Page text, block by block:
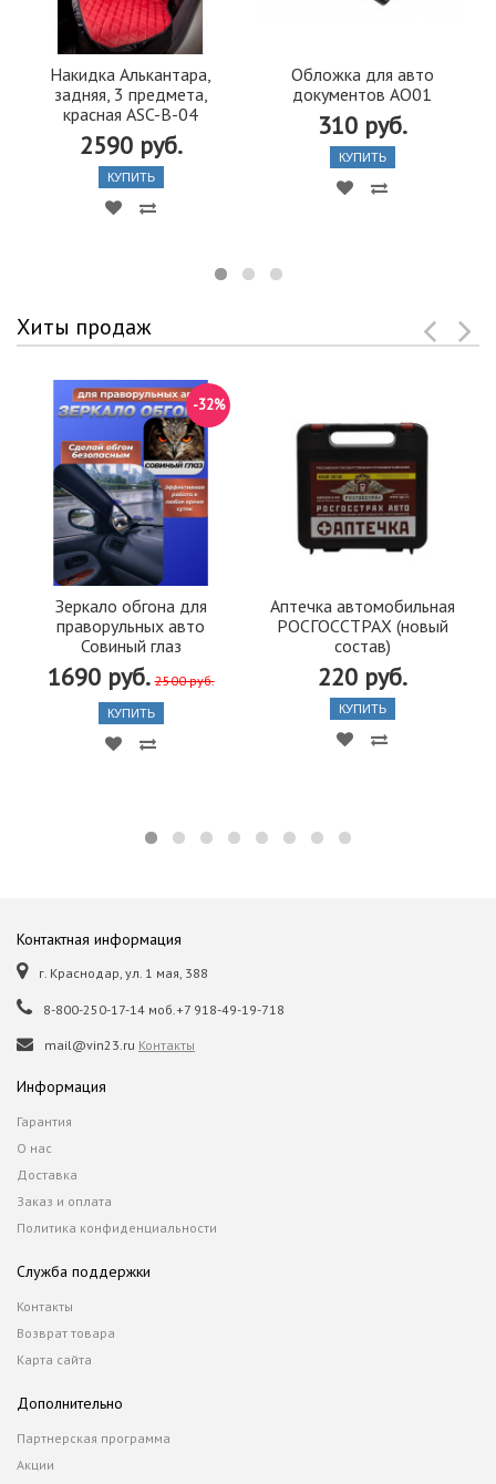
Накидка Алькантара,
задняя, 3 предмета,
красная ASC-B-04
2590 руб.
КУПИТЬ
Обложка для авто
документов АО01
310 руб.
КУПИТЬ
Хиты продаж
Зеркало обгона для
праворульных авто
Совиный глаз
1690 руб. 2500 руб.
-32%
КУПИТЬ
Аптечка автомобильная
РОСГОССТРАХ (новый
состав)
220 руб.
КУПИТЬ
Контактная информация
г. Краснодар, ул. 1 мая, 388
8-800-250-17-14 моб.+7 918-49-19-718
mail@vin23.ru Контакты
Информация
Гарантия
О нас
Доставка
Заказ и оплата
Политика конфиденциальности
Служба поддержки
Контакты
Возврат товара
Карта сайта
Дополнительно
Партнерская программа
Акции